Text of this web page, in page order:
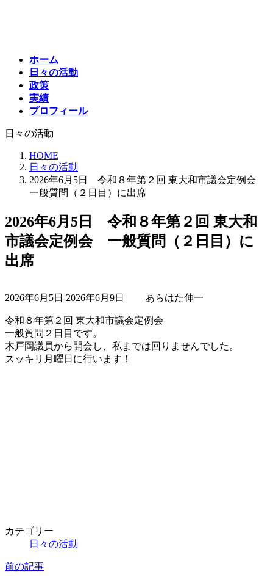
ホーム
日々の活動
政策
実績
プロフィール
日々の活動
HOME
日々の活動
2026年6月5日 令和８年第２回 東大和市議会定例会
一般質問（２日目）に出席
2026年6月5日 令和８年第２回 東大和
市議会定例会 一般質問（２日目）に
出席
2026年6月5日 終
更
新
日
時
:
2026年6月9日 あらはた伸一
令和８年第２回 東大和市議会定例会
一般質問２日目です。
木戸岡議員から開会し、私までは回りませんでした。
スッキリ月曜日に行います！
カテゴリー
日々の活動
前の記事